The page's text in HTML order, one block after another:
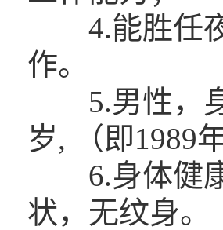
4.能胜任夜
作。
5.男性，身
岁, （即1989
6.身体健康
状，无纹身。